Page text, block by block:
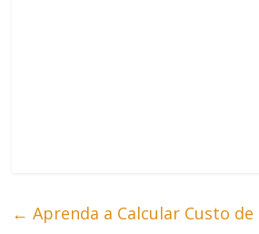
← Aprenda a Calcular Custo